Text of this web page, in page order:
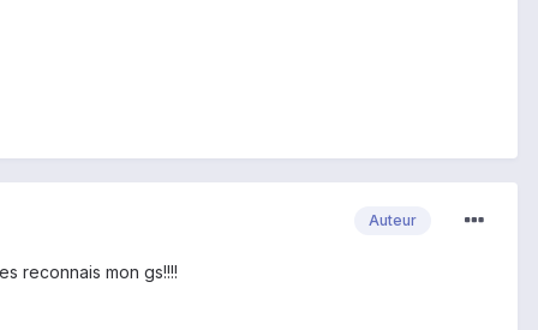
Auteur
reconnais mon gs!!!!